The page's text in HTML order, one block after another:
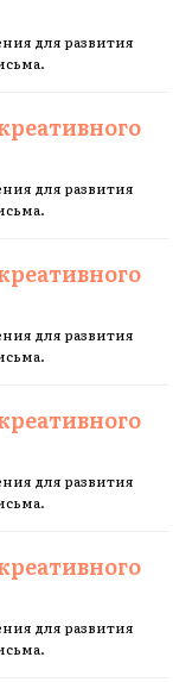
для развития
для развития
для развития
для развития
для развития